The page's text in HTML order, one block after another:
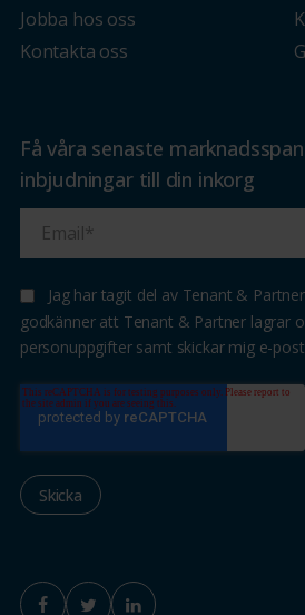
Jobba hos oss
Kontakta oss
Få våra senaste
inbjudningar till din inkorg
Jag har tagit del av Tenant &
godkänner att Tenant & Partner lagrar
personuppgifter samt skickar mig e-